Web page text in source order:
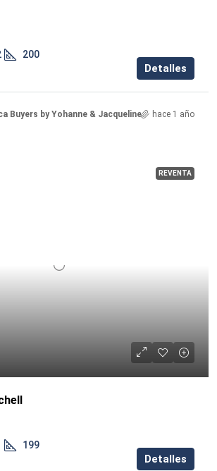
200
Detalles
Buyers by Yohanne & Jacqueline hace 1 año
REVENTA
199
Detalles